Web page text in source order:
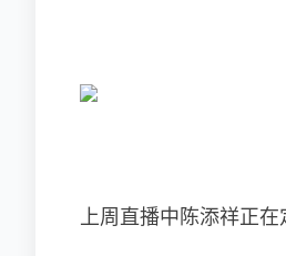
上周直播中陈添祥正